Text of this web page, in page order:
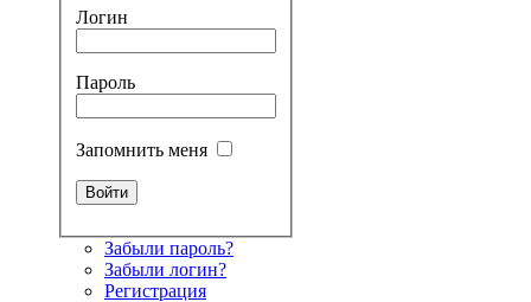
Логин
Пароль
Запомнить меня
Забыли пароль?
Забыли логин?
Регистрация